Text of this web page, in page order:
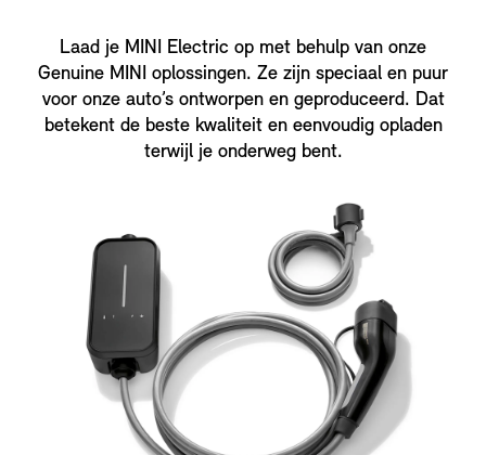
Laad je MINI Electric op met behulp van onze
Genuine MINI oplossingen. Ze zijn speciaal en puur
voor onze auto’s ontworpen en geproduceerd. Dat
betekent de beste kwaliteit en eenvoudig opladen
terwijl je onderweg bent.